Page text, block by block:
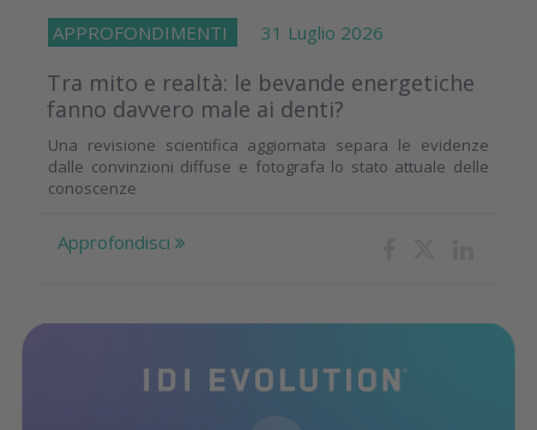
APPROFONDIMENTI 31 Luglio 2026
Tra mito e realtà: le bevande energetiche
fanno davvero male ai denti?
Una revisione scientifica aggiornata separa le evidenze
dalle convinzioni diffuse e fotografa lo stato attuale delle
conoscenze
Approfondisci